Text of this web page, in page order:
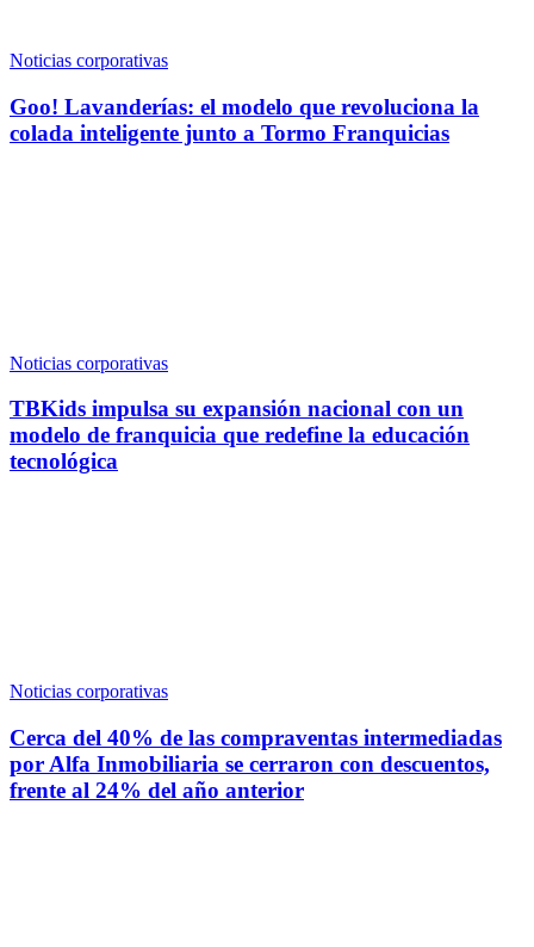
Noticias corporativas
Goo! Lavanderías: el modelo que revoluciona la
colada inteligente junto a Tormo Franquicias
Noticias corporativas
TBKids impulsa su expansión nacional con un
modelo de franquicia que redefine la educación
tecnológica
Noticias corporativas
Cerca del 40% de las compraventas intermediadas
por Alfa Inmobiliaria se cerraron con descuentos,
frente al 24% del año anterior